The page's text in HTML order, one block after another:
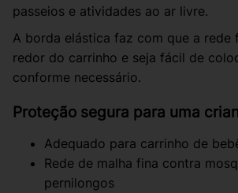
passeios e atividades ao ar livre.
A borda elástica faz com que a rede
redor do carrinho e seja fácil de
conforme necessário.
Proteção segura para uma
Adequado para carrinho de
Rede de malha fina contra
pernilongos